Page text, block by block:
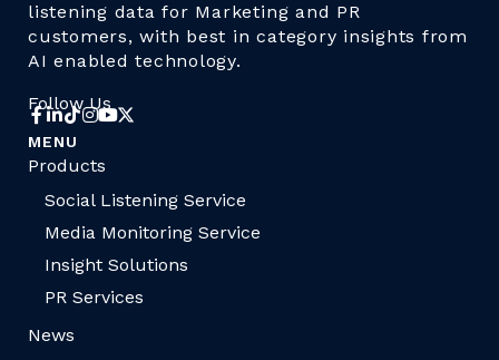
listening data for Marketing and PR
customers, with best in category insights from
AI enabled technology.
Follow Us
MENU
Products
Social Listening Service
Media Monitoring Service
Insight Solutions
PR Services
News